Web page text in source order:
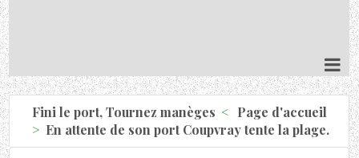
Fini le port, Tournez manèges
Page d'accueil
En attente de son port Coupvray tente la plage.